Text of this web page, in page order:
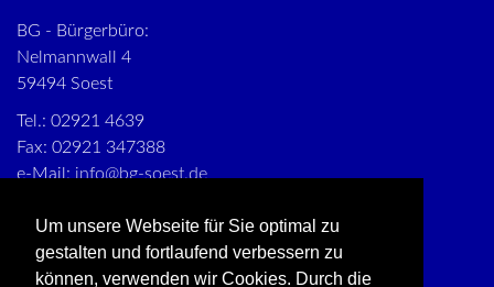
Um unsere Webseite für Sie optimal zu
gestalten und fortlaufend verbessern zu
können, verwenden wir Cookies. Durch die
BG - Bürgerbüro:
Nelmannwall 4
59494 Soest
Tel.: 02921 4639
Fax: 02921 347388
e-Mail: info@bg-soest.de